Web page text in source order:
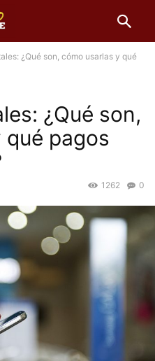
¿Qué son, cómo usarlas y qué
¿Qué son,
pagos
0
1262